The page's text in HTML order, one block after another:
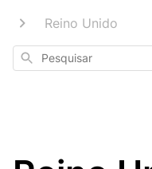
Reino Unido
Pesquisar